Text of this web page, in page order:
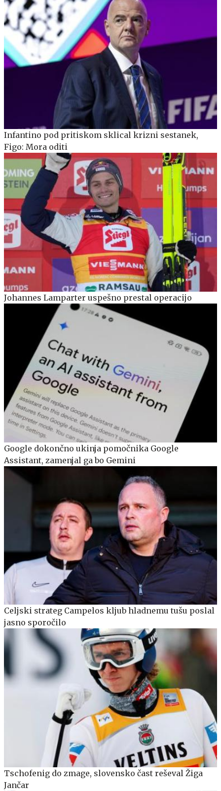
Infantino pod pritiskom sklical krizni sestanek,
Figo: Mora oditi
Johannes Lamparter uspešno prestal operacijo
Google dokončno ukinja pomočnika Google
Assistant, zamenjal ga bo Gemini
Celjski strateg Campelos kljub hladnemu tušu poslal
jasno sporočilo
Tschofenig do zmage, slovensko čast reševal Žiga
Jančar